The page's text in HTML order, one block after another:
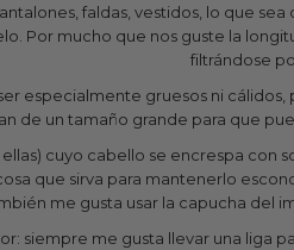
faldas, vestidos, lo que
Por mucho que nos guste la
filtrándose
especialmente gruesos ni
de un tamaño grande para que
ellas) cuyo cabello se encrespa
que sirva para mantenerlo
me gusta usar la capucha del
siempre me gusta llevar una liga